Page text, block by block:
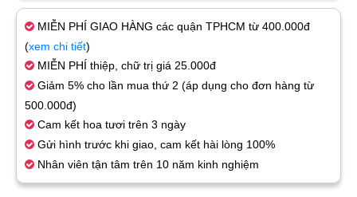
MIỄN PHÍ GIAO HÀNG các quận TPHCM từ 400.000đ
(xem chi tiết)
MIỄN PHÍ thiệp, chữ trị giá 25.000đ
Giảm 5% cho lần mua thứ 2 (áp dụng cho đơn hàng từ
500.000đ)
Cam kết hoa tươi trên 3 ngày
Gửi hình trước khi giao, cam kết hài lòng 100%
Nhân viên tận tâm trên 10 năm kinh nghiệm